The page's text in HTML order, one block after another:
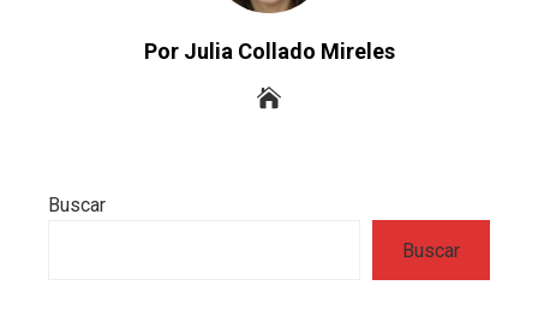
Por Julia Collado Mireles
Buscar
Buscar